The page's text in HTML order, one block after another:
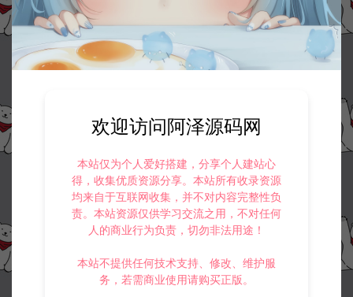
欢迎访问阿泽源码网
本站仅为个人爱好搭建，分享个人建站心
得，收集优质资源分享。本站所有收录资源
均来自于互联网收集，并不对内容完整性负
责。本站资源仅供学习交流之用，不对任何
人的商业行为负责，切勿非法用途！
本站不提供任何技术支持、修改、维护服
务，若需商业使用请购买正版。